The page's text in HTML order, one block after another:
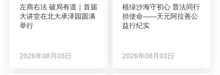
左商右法 破局有道｜首届
大讲堂在北大承泽园圆满
举行
2026年08月03日
植绿沙海守初心 普法同行
担使命——天元阿拉善公
益行纪实
2026年08月03日